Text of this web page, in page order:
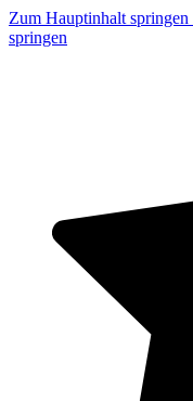
Zum Hauptinhalt springen
springen